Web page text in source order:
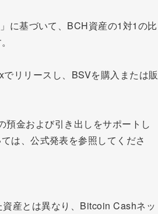
に基づいて、BCH資産の1対1の比
リリースし、BSVを購入または販
金および引き出しをサポートし
は、公式発表を参照してくださ
産とは異なり、Bitcoin Cashネッ